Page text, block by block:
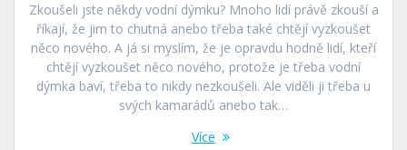
Zkoušeli jste někdy vodní dýmku? Mnoho lidí právě zkouší a
říkají, že jim to chutná anebo třeba také chtějí vyzkoušet
něco nového. A já si myslím, že je opravdu hodně lidí, kteří
chtějí vyzkoušet něco nového, protože je třeba vodní
dýmka baví, třeba to nikdy nezkoušeli. Ale viděli ji třeba u
svých kamarádů anebo tak…
Více